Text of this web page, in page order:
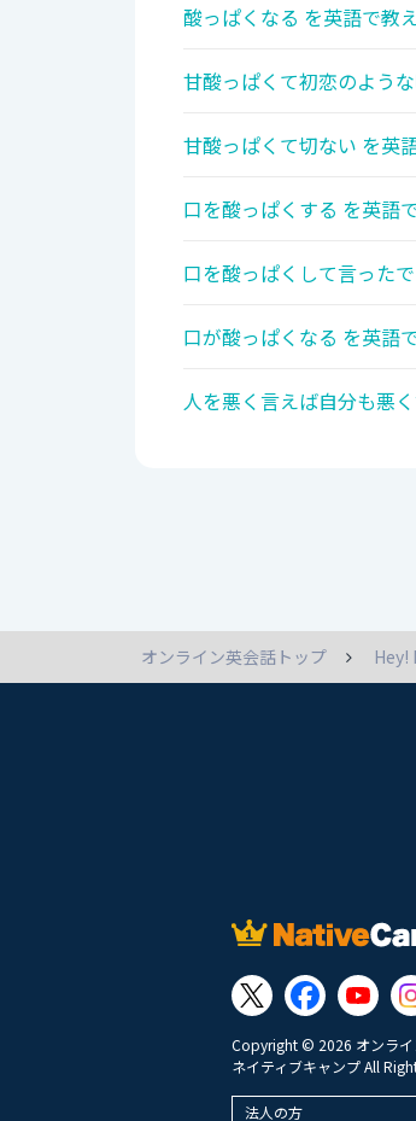
酸っぱくなる を英語で教
甘酸っぱくて初恋のよう
甘酸っぱくて切ない を英
口を酸っぱくする を英語
口を酸っぱくして言った
口が酸っぱくなる を英語
人を悪く言えば自分も悪
オンライン英会話トップ Hey!
Copyright © 2026 オンライ
ネイティブキャンプ All
法人の方